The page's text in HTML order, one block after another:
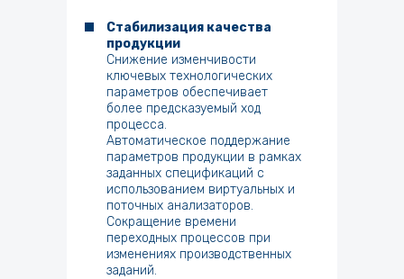
Стабилизация качества
продукции
Снижение изменчивости
ключевых технологических
параметров обеспечивает
более предсказуемый ход
процесса.
Автоматическое поддержание
параметров продукции в рамках
заданных спецификаций с
использованием виртуальных и
поточных анализаторов.
Сокращение времени
переходных процессов при
изменениях производственных
заданий.